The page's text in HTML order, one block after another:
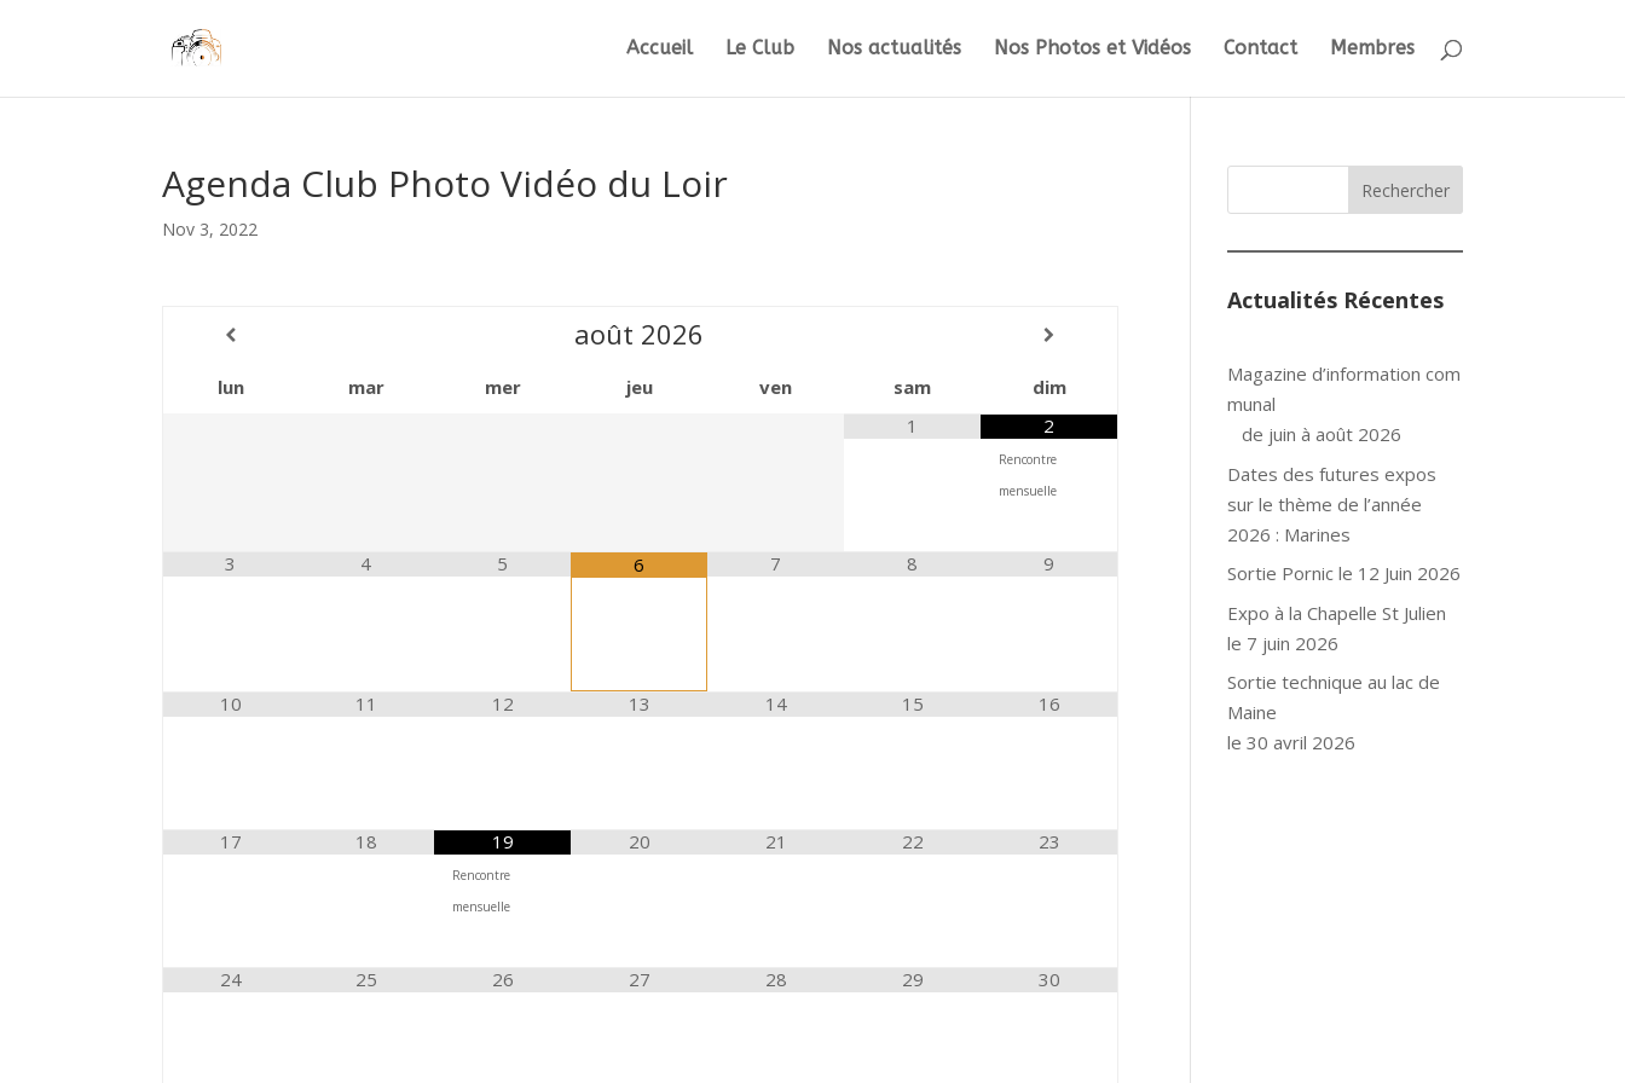
Accueil Le Club Nos actualités Nos Photos et Vidéos Contact Membres
Agenda Club Photo Vidéo du Loir
Nov 3, 2022
août 2026
lun mar mer jeu ven sam
dim
1
2
Rencontre
mensuelle
3 4 5 6 7 8 9
10 11 12 13 14 15 16
17 18 19
Rencontre
mensuelle
20 21 22 23
24 25 26 27 28 29 30
Rechercher
Actualités Récentes
Magazine d’information com
munal
de juin à août 2026
Dates des futures expos
sur le thème de l’année
2026 : Marines
Sortie Pornic le 12 Juin 2026
Expo à la Chapelle St Julien
le 7 juin 2026
Sortie technique au lac de
Maine
le 30 avril 2026